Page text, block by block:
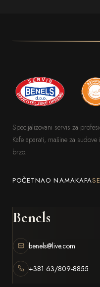
Specijalizovani servis za
Kafe aparati, mašine za
brzo.
POČETNAO NAMAKAFA
Benels
benels@live.com
+381 63/809-8855